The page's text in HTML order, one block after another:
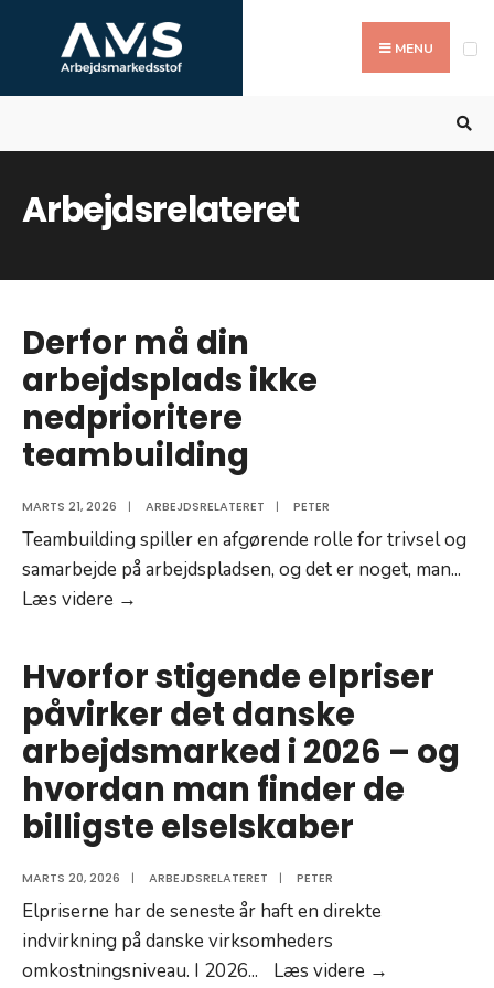
MENU
Arbejdsrelateret
Derfor må din
arbejdsplads ikke
nedprioritere
teambuilding
MARTS 21, 2026 | ARBEJDSRELATERET | PETER
Teambuilding spiller en afgørende rolle for trivsel og
samarbejde på arbejdspladsen, og det er noget, man...
Læs videre →
arbejdsplads
ikke
nedprioritere
teambuilding
Hvorfor stigende elpriser
påvirker det danske
arbejdsmarked i 2026 – og
hvordan man finder de
billigste elselskaber
MARTS 20, 2026 | ARBEJDSRELATERET | PETER
Elpriserne har de seneste år haft en direkte
indvirkning på danske virksomheders
omkostningsniveau. I 2026... Læs videre →
for: